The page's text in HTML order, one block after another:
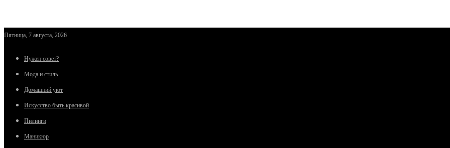
Пятница, 7 августа, 2026
Нужен совет?
Мода и стиль
Домашний уют
Искусство быть красивой
Пилинги
Маникюр